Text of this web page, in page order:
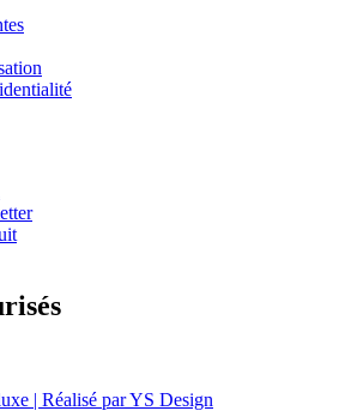
| Réalisé par YS Design